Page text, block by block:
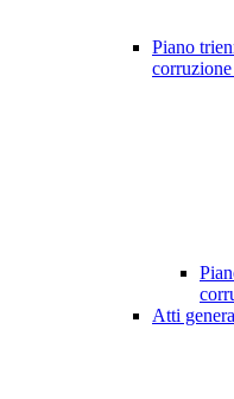
Piano
corruzione
Atti